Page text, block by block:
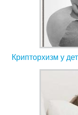
Крипторхизм у